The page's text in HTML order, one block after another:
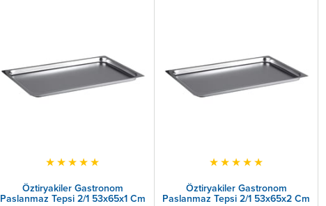
Öztiryakiler Gastronom
Paslanmaz Tepsi 2/1 53x65x1 Cm
★★★★★
Öztiryakiler Gastronom
Paslanmaz Tepsi 2/1 53x65x2 Cm
★★★★★